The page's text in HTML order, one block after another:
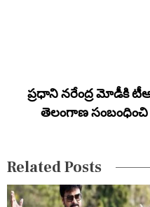
o
n
ప్రధాని నరేంద్ర మోడీకి
తెలంగాణ సంబంధించి
Related Posts